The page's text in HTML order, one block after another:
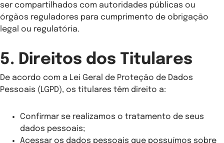
ser compartilhados com autoridades públicas ou
órgãos reguladores para cumprimento de obrigação
legal ou regulatória.
5. Direitos dos Titulares
De acordo com a Lei Geral de Proteção de Dados
Pessoais (LGPD), os titulares têm direito a:
Confirmar se realizamos o tratamento de seus
dados pessoais;
Acessar os dados pessoais que possuímos sobre